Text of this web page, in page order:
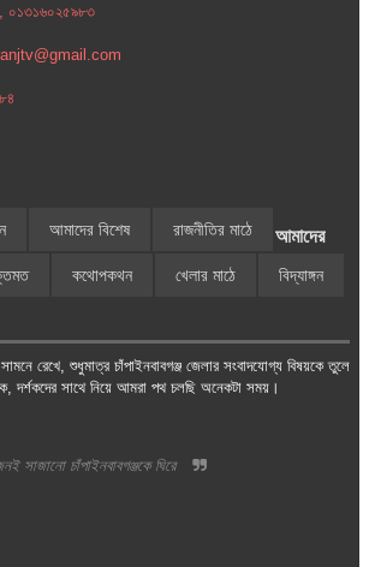
০১৩১৬০২৫৯৮৩
আমাদের বিশেষ রাজনীতির মাঠে
কথোপকথন খেলার মাঠে বিদ্যাঙ্গন
আমাদের
সামনে রেখে, শুধুমাত্র চাঁপাইনবাবগঞ্জ জেলার সংবাদযোগ্য বিষয়কে তুলে
দর্শকদের সাথে নিয়ে আমরা পথ চলছি অনেকটা সময়।
সাজানো চাঁপাইনবাবগঞ্জকে ঘিরে